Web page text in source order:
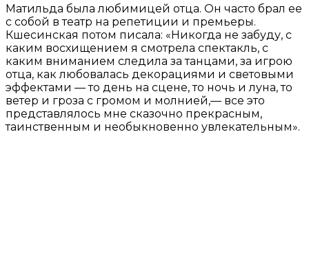
Матильда была любимицей отца. Он часто брал ее
с собой в театр на репетиции и премьеры.
Кшесинская потом писала: «Никогда не забуду, с
каким восхищением я смотрела спектакль, с
каким вниманием следила за танцами, за игрою
отца, как любовалась декорациями и световыми
эффектами — то день на сцене, то ночь и луна, то
ветер и гроза с громом и молнией,— все это
представлялось мне сказочно прекрасным,
таинственным и необыкновенно увлекательным».